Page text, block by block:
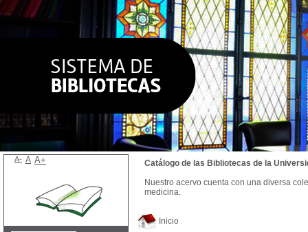
Inicio
Catálogo de las Bibliotecas de la
Nuestro acervo cuenta con una diversa
medicina.
A- A A+